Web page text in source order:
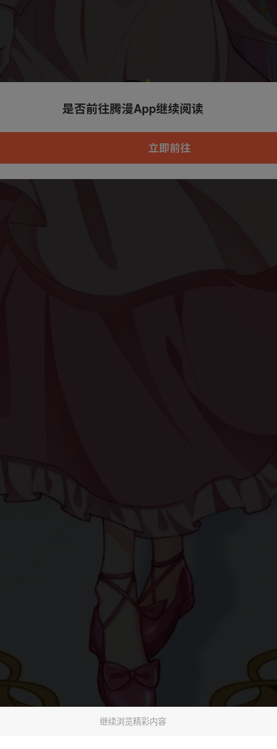
继续浏览精彩内容
本章节仅支持App阅读，可打开App新用
户7天免费看
是否前往腾漫App继续阅读
立即前往